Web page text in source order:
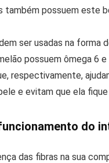
também possuem este
ser usadas na forma
possuem ômega 6 e
respectivamente,
e evitam que ela
do
das fibras na sua